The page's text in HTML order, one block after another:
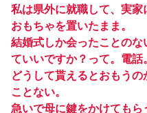
私は県外に就職して、実
おもちゃを置いたまま。
結婚式しか会ったことの
ていいですか？って。電話
どうして貰えるとおもう
ことない。
急いで母に鍵をかけてもら